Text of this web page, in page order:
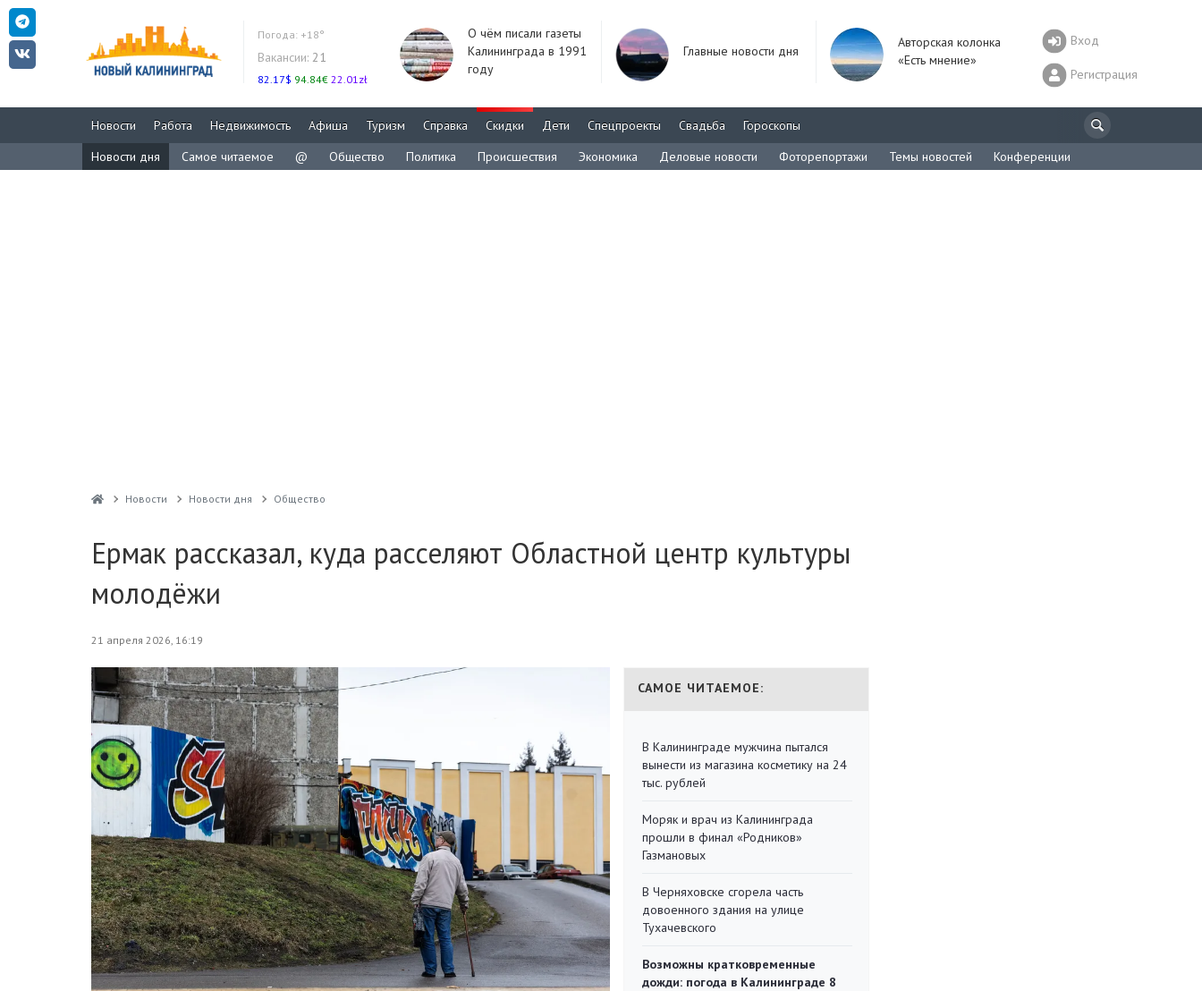
Погода: +18°
Вакансии: 21
82.17$ 94.84€ 22.01zł
О чём писали газеты
Калининграда в 1991
году
Главные новости дня
Авторская колонка
«Есть мнение»
Вход
Регистрация
Новости Работа Недвижимость Афиша Туризм Справка Скидки Дети Спецпроекты Свадьба
Гороскопы
Новости дня
Самое читаемое @ Общество Политика Происшествия Экономика Деловые новости Фоторепортажи Темы новостей Конференции
Новости Новости дня Общество
Ермак рассказал, куда расселяют Областной центр культуры
молодёжи
21 апреля 2026, 16:19
САМОЕ ЧИТАЕМОЕ:
В Калининграде мужчина пытался
вынести из магазина косметику на 24
тыс. рублей
Моряк и врач из Калининграда
прошли в финал «Родников»
Газмановых
В Черняховске сгорела часть
довоенного здания на улице
Тухачевского
Возможны кратковременные
дожди: погода в Калининграде 8